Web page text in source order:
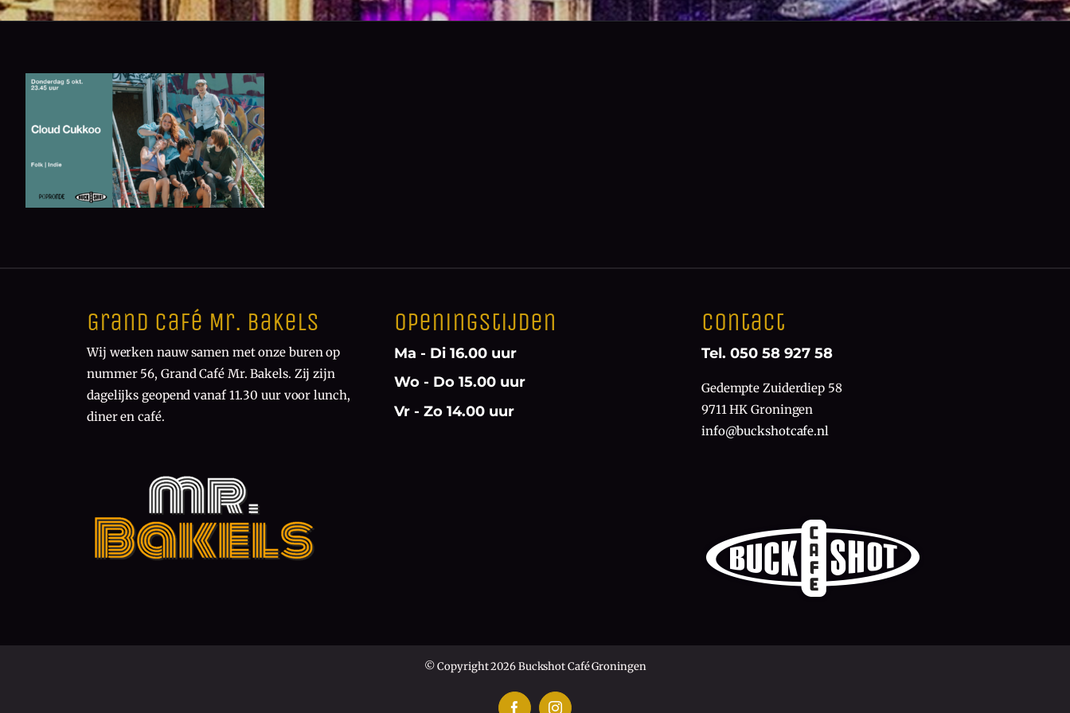
Grand Café Mr. Bakels
Wij werken nauw samen met onze buren op
nummer 56, Grand Café Mr. Bakels. Zij zijn
dagelijks geopend vanaf 11.30 uur voor lunch,
diner en café.
Openingstijden
Ma - Di 16.00 uur
Wo - Do 15.00 uur
Vr - Zo 14.00 uur
Contact
Tel. 050 58 927 58
Gedempte Zuiderdiep 58
9711 HK Groningen
info@buckshotcafe.nl
© Copyright 2026 Buckshot Café Groningen